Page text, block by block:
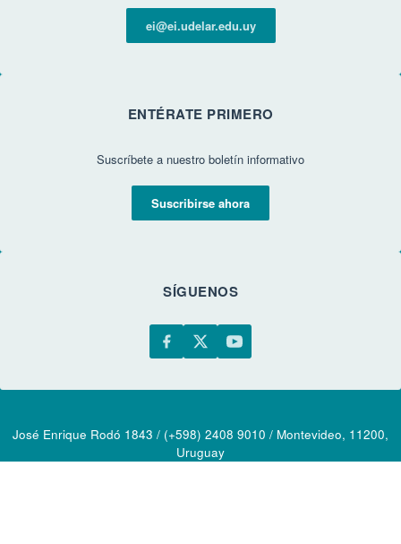
ei@ei.udelar.edu.uy
ENTÉRATE PRIMERO
Suscríbete a nuestro boletín informativo
Suscribirse ahora
SÍGUENOS
José Enrique Rodó 1843 / (+598) 2408 9010 / Montevideo, 11200,
Uruguay